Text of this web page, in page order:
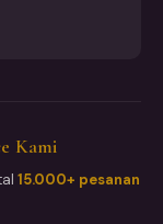
Kami
15.000+ pesanan